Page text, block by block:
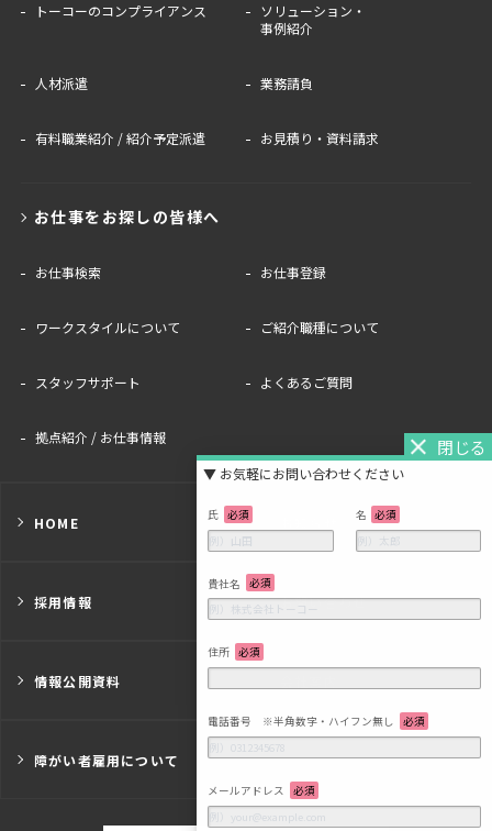
トーコーのコンプライアンス
ソリューション・
事例紹介
人材派遣 業務請負
有料職業紹介 / 紹介予定派遣 お見積り・資料請求
お仕事をお探しの皆様へ
お仕事検索 お仕事登録
ワークスタイルについて ご紹介職種について
スタッフサポート よくあるご質問
拠点紹介 / お仕事情報
HOME
採用情報 お問い合わせ
情報公開資料
障がい者雇用について
氏 必須 名 必須
貴社名 必須
住所 必須
電話番号 ※半角数字・ハイフン無し 必須
メールアドレス 必須